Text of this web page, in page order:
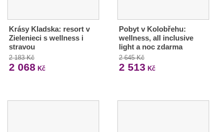
Krásy Kladska: resort v
Zielenieci s wellness i
stravou
2 183 Kč
2 068 Kč
Pobyt v Kolobřehu:
wellness, all inclusive
light a noc zdarma
2 645 Kč
2 513 Kč